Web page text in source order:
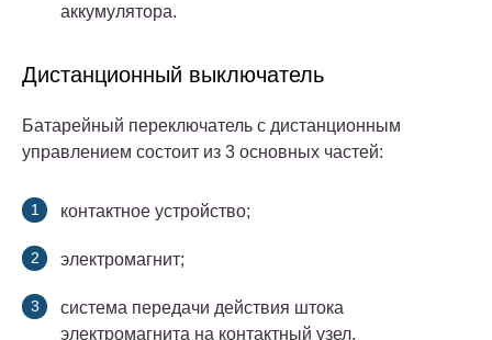
аккумулятора.
Дистанционный выключатель
Батарейный переключатель с дистанционным
управлением состоит из 3 основных частей:
контактное устройство;
электромагнит;
система передачи действия штока
электромагнита на контактный узел.